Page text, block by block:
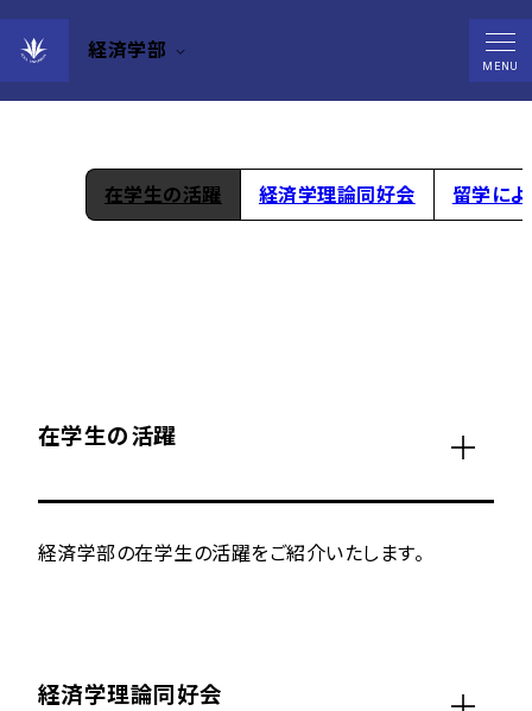
経済学部
MENU
在学生の方へ
在学生の活躍 経済学理論同好会 留学に
在学生の活躍
経済学部の在学生の活躍をご紹介いたします。
経済学理論同好会